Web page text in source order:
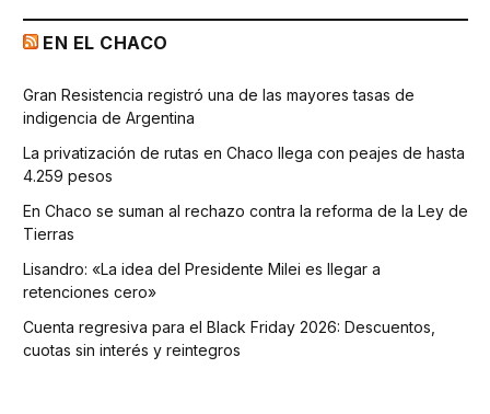
EN EL CHACO
Gran Resistencia registró una de las mayores tasas de
indigencia de Argentina
La privatización de rutas en Chaco llega con peajes de hasta
4.259 pesos
En Chaco se suman al rechazo contra la reforma de la Ley de
Tierras
Lisandro: «La idea del Presidente Milei es llegar a
retenciones cero»
Cuenta regresiva para el Black Friday 2026: Descuentos,
cuotas sin interés y reintegros